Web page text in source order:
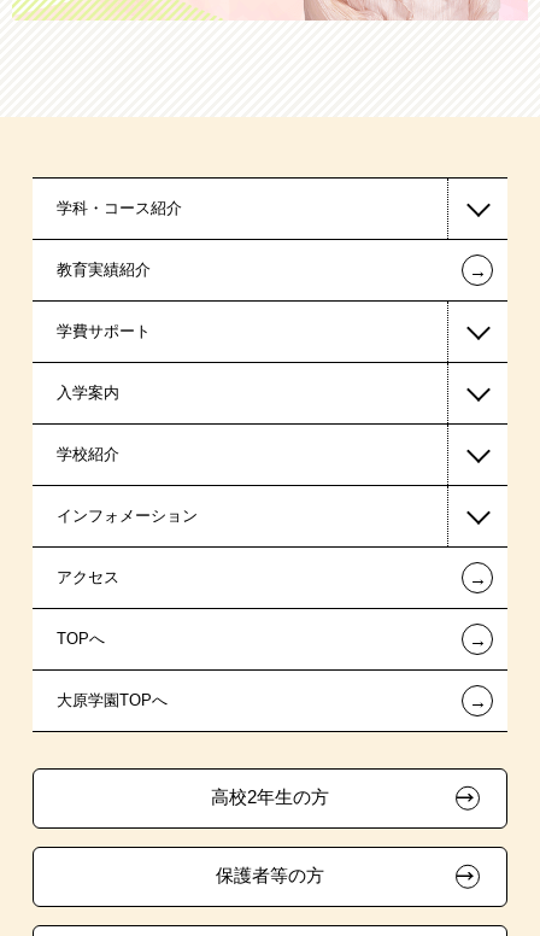
学科・コース紹介
医療事務系
スポーツ・トレーナー系
東京経営大学 学士取得コース
教育実績紹介 ←
学費サポート
高等教育の修学支援新制度
日本学生支援機構の奨学金
日本政策金融公庫（国の教育ローン）
提携教育ローン
専門実践教育訓練給付金制度
試験による特待生制度
クラブ特待生制度
スポーツクラブ特待生制度
入学案内
一般入学
AO入学制度
特別推薦入学
推薦入学
ボランティア・クラブ・
生徒会活動推薦入学
入学前のお勧め学習システム
東京経営大学への3年次編入学
学校紹介
在校生からあなたへ
夢を叶えた先輩たち
施設・研修所
学生寮・マンションのご案内
大原学園グループ案内
インフォメーション
お知らせ・新着情報
在校生へのお知らせ
各種証明書の発行ご希望の方
採用ご担当の方
アクセス ←
TOPへ ←
大原学園TOPへ ←
高校2年生の方
保護者等の方